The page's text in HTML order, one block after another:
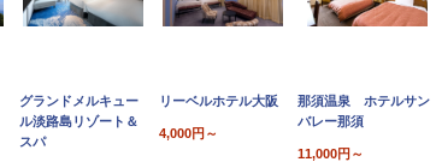
グランドメルキュー
ル淡路島リゾート＆
スパ
リーベルホテル大阪
4,000円～
那須温泉 ホテルサン
バレー那須
11,000円～